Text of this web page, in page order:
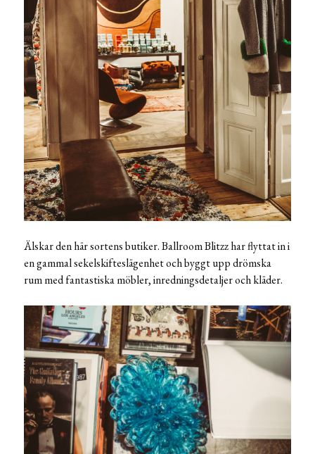
Älskar den här sortens butiker. Ballroom Blitzz har flyttat in i
en gammal sekelskifteslägenhet och byggt upp drömska
rum med fantastiska möbler, inredningsdetaljer och kläder.